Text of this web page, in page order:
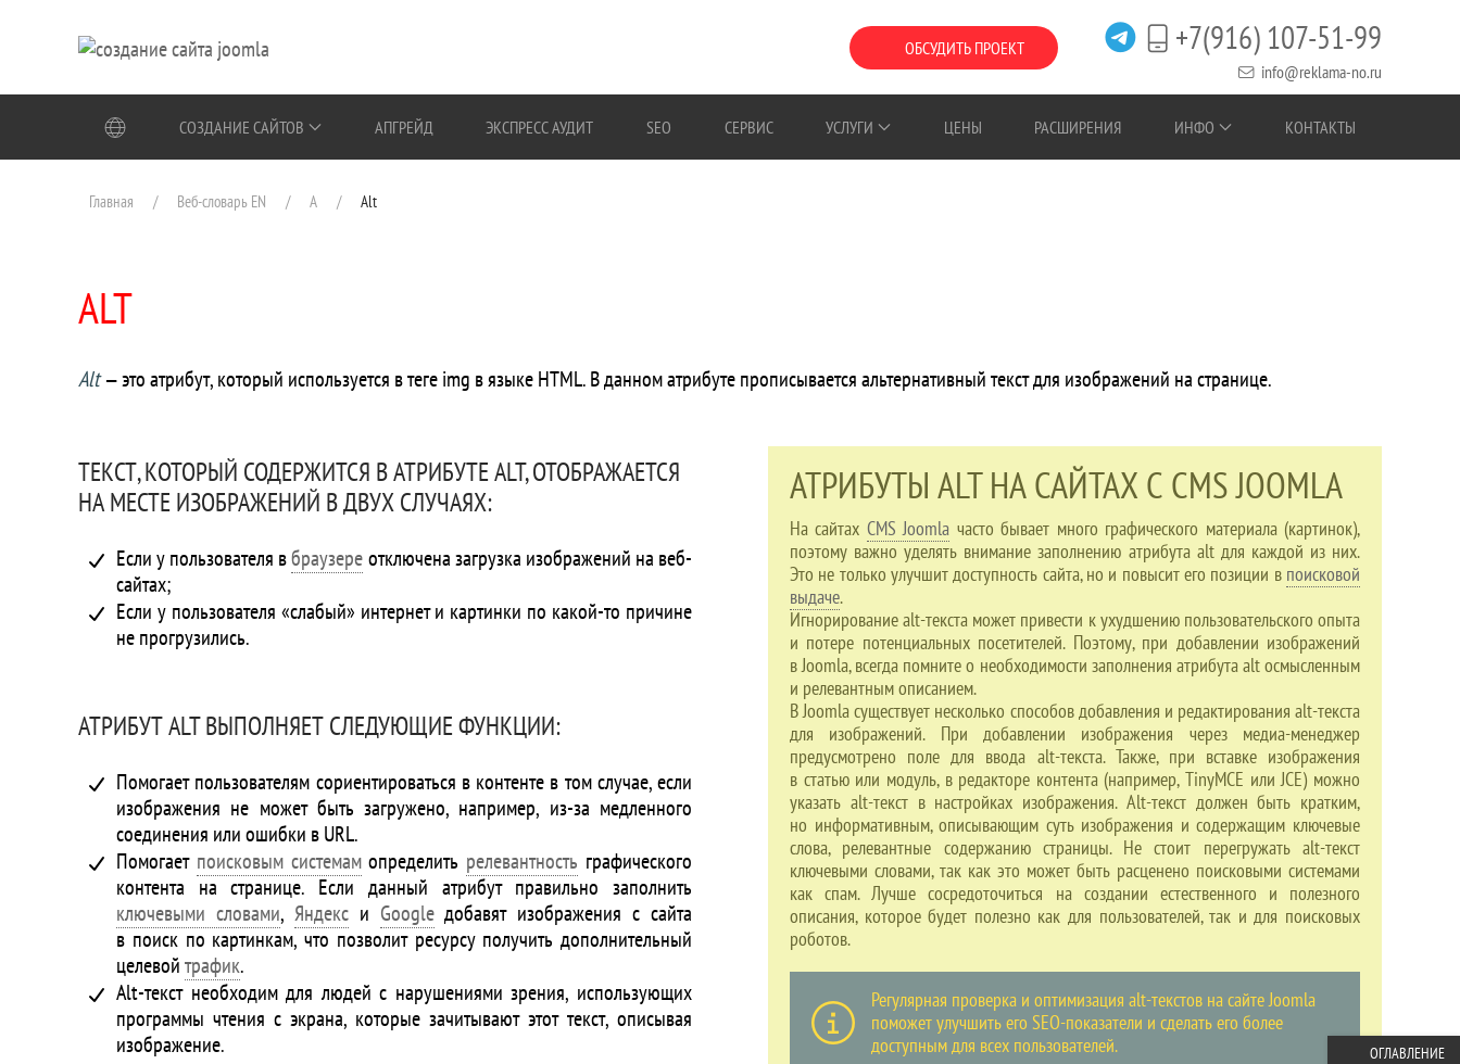
Перейти к содержимому ОБСУДИТЬ ПРОЕКТ +7(916) 107-51-99
info@reklama-no.ru
СОЗДАНИЕ САЙТОВ АПГРЕЙД ЭКСПРЕСС АУДИТ SEO СЕРВИС УСЛУГИ ЦЕНЫ РАСШИРЕНИЯ ИНФО КОНТАКТЫ
Главная Веб-словарь EN A Alt
ALT
Alt— это атрибут, который используется в теге img в языке HTML. В данном атрибуте прописывается альтернативный текст для изображений на странице.
ТЕКСТ, КОТОРЫЙ СОДЕРЖИТСЯ В АТРИБУТЕ ALT, ОТОБРАЖАЕТСЯ
НА МЕСТЕ ИЗОБРАЖЕНИЙ В ДВУХ СЛУЧАЯХ:
Если у пользователя вбраузереотключена загрузка изображений на веб-
сайтах;
Если у пользователя «слабый» интернет и картинки по какой-то причине
не прогрузились.
АТРИБУТ ALT ВЫПОЛНЯЕТ СЛЕДУЮЩИЕ ФУНКЦИИ:
Помогает пользователям сориентироваться в контенте в том случае, если
изображения не может быть загружено, например, из-за медленного
соединения или ошибки в URL.
Помогает поисковым системамопределить релевантность графического
контента на странице. Если данный атрибут правильно заполнить
ключевыми словами, Яндекси Googleдобавят изображения с сайта
в поиск по картинкам, что позволит ресурсу получить дополнительный
целевойтрафик.
Alt-текст необходим для людей с нарушениями зрения, использующих
программы чтения с экрана, которые зачитывают этот текст, описывая
изображение.
АТРИБУТЫ ALT НА САЙТАХ С CMS JOOMLA
На сайтах CMS Joomla часто бывает много графического материала (картинок),
поэтому важно уделять внимание заполнению атрибута alt для каждой из них.
Это не только улучшит доступность сайта, но и повысит его позиции в поисковой
выдаче.
Игнорирование alt-текста может привести к ухудшению пользовательского опыта
и потере потенциальных посетителей. Поэтому, при добавлении изображений
в Joomla, всегда помните о необходимости заполнения атрибута alt осмысленным
и релевантным описанием.
В Joomla существует несколько способов добавления и редактирования alt-текста
для изображений. При добавлении изображения через медиа-менеджер
предусмотрено поле для ввода alt-текста. Также, при вставке изображения
в статью или модуль, в редакторе контента (например, TinyMCE или JCE) можно
указать alt-текст в настройках изображения. Alt-текст должен быть кратким,
но информативным, описывающим суть изображения и содержащим ключевые
слова, релевантные содержанию страницы. Не стоит перегружать alt-текст
ключевыми словами, так как это может быть расценено поисковыми системами
как спам. Лучше сосредоточиться на создании естественного и полезного
описания, которое будет полезно как для пользователей, так и для поисковых
роботов.
Регулярная проверка и оптимизация alt-текстов на сайте Joomla
поможет улучшить его SEO-показатели и сделать его более
доступным для всех пользователей.
ОГЛАВЛЕНИЕ